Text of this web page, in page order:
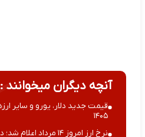
آنچه دیگران میخوانند :
۱۴۰۵
نرخ ارز امروز ۱۴ مرداد اعلام شد؛ دلار و یورو چند؟